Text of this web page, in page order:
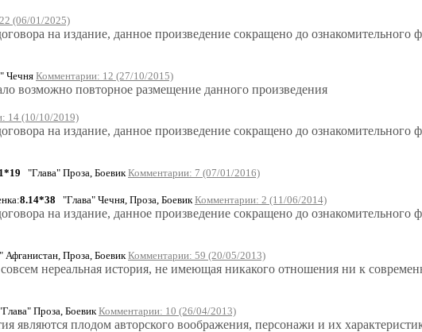
(06/01/2025)
на издание, данное произведение сокращено до
ЧечняКомментарии: 12 (27/10/2015)
возможно повторное размещение данного произведения
14 (10/10/2019)
на издание, данное произведение сокращено до
"Глава" Проза, Боевик Комментарии: 7 (07/01/2016)
8.14*38 "Глава" Чечня, Проза, Боевик Комментарии: 2 (11/06/2014)
на издание, данное произведение сокращено до
Афганистан, Проза, Боевик Комментарии: 59 (20/05/2013)
нереальная история, не имеющая никакого отношения ни к
Проза, Боевик Комментарии: 10 (26/04/2013)
являются плодом авторского воображения, персонажи и их